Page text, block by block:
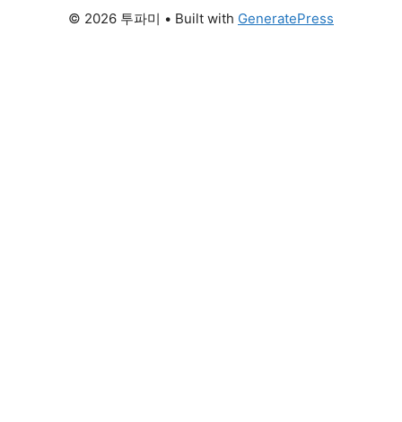
© 2026 투파미 • Built with GeneratePress